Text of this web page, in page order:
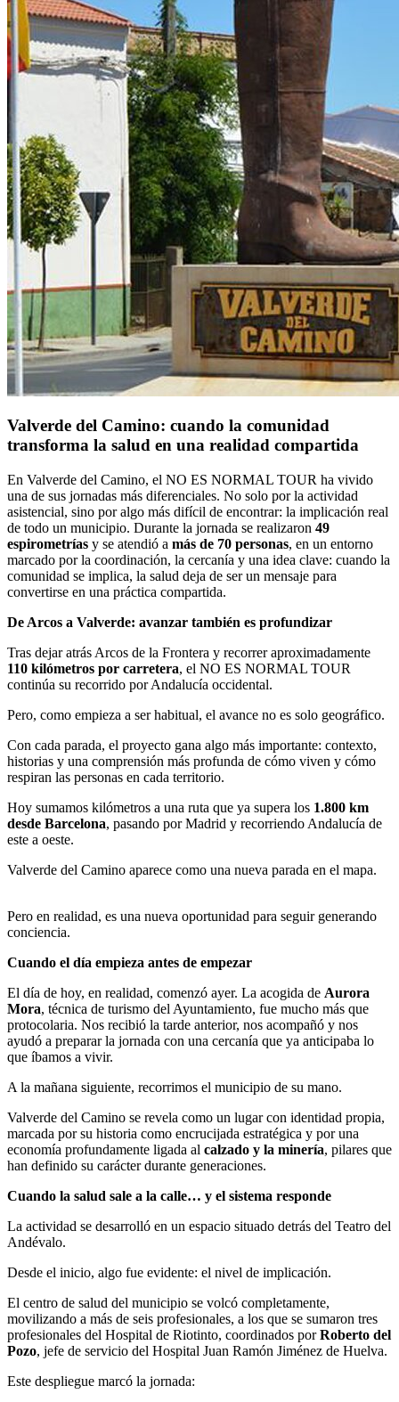
Valverde del Camino: cuando la comunidad
transforma la salud en una realidad compartida
En Valverde del Camino, el NO ES NORMAL TOUR ha vivido
una de sus jornadas más diferenciales. No solo por la actividad
asistencial, sino por algo más difícil de encontrar: la implicación real
de todo un municipio. Durante la jornada se realizaron 49
espirometrías y se atendió a más de 70 personas, en un entorno
marcado por la coordinación, la cercanía y una idea clave: cuando la
comunidad se implica, la salud deja de ser un mensaje para
convertirse en una práctica compartida.
De Arcos a Valverde: avanzar también es profundizar
Tras dejar atrás Arcos de la Frontera y recorrer aproximadamente
110 kilómetros por carretera, el NO ES NORMAL TOUR
continúa su recorrido por Andalucía occidental.
Pero, como empieza a ser habitual, el avance no es solo geográfico.
Con cada parada, el proyecto gana algo más importante: contexto,
historias y una comprensión más profunda de cómo viven y cómo
respiran las personas en cada territorio.
Hoy sumamos kilómetros a una ruta que ya supera los 1.800 km
desde Barcelona, pasando por Madrid y recorriendo Andalucía de
este a oeste.
Valverde del Camino aparece como una nueva parada en el mapa.
Pero en realidad, es una nueva oportunidad para seguir generando
conciencia.
Cuando el día empieza antes de empezar
El día de hoy, en realidad, comenzó ayer. La acogida de Aurora
Mora, técnica de turismo del Ayuntamiento, fue mucho más que
protocolaria. Nos recibió la tarde anterior, nos acompañó y nos
ayudó a preparar la jornada con una cercanía que ya anticipaba lo
que íbamos a vivir.
A la mañana siguiente, recorrimos el municipio de su mano.
Valverde del Camino se revela como un lugar con identidad propia,
marcada por su historia como encrucijada estratégica y por una
economía profundamente ligada al calzado y la minería, pilares que
han definido su carácter durante generaciones.
Cuando la salud sale a la calle… y el sistema responde
La actividad se desarrolló en un espacio situado detrás del Teatro del
Andévalo.
Desde el inicio, algo fue evidente: el nivel de implicación.
El centro de salud del municipio se volcó completamente,
movilizando a más de seis profesionales, a los que se sumaron tres
profesionales del Hospital de Riotinto, coordinados porRoberto del
Pozo, jefe de servicio del Hospital Juan Ramón Jiménez de Huelva.
Este despliegue marcó la jornada: